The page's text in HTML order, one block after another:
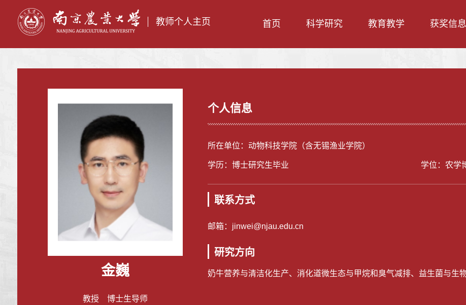
教师个人主页 首页 科学研究 教育教学 获奖信息
金巍
教授 博士生导师
个人信息
所在单位：动物科技学院（含无锡渔业学院）
学历：博士研究生毕业 学位：农学
联系方式
邮箱： jinwei@njau.edu.cn
研究方向
奶牛营养与清洁化生产、消化道微生态与甲烷和臭气减排、益生菌与生